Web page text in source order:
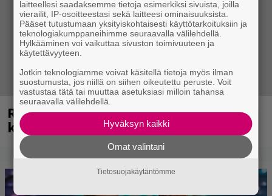
Rushin Neil Peartista ilmestyy ensi
kuussa dokumentti
laitteellesi saadaksemme tietoja esimerkiksi sivuista, joilla
vierailit, IP-osoitteestasi sekä laitteesi ominaisuuksista.
Pääset tutustumaan yksityiskohtaisesti käyttötarkoituksiin ja
teknologiakumppaneihimme seuraavalla välilehdellä.
Hylkääminen voi vaikuttaa sivuston toimivuuteen ja
käytettävyyteen.
Jotkin teknologiamme voivat käsitellä tietoja myös ilman
suostumusta, jos niillä on siihen oikeutettu peruste. Voit
vastustaa tätä tai muuttaa asetuksiasi milloin tahansa
seuraavalla välilehdellä.
Hyväksyn kaikki
Omat valintani
Tietosuojakäytäntömme